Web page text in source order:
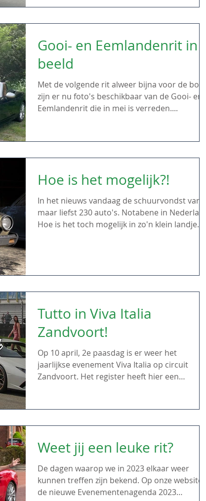
Gooi- en Eemlandenrit in
beeld
Met de volgende rit alweer bijna voor de boeg,
zijn er nu foto's beschikbaar van de Gooi- en
Eemlandenrit die in mei is verreden....
Hoe is het mogelijk?!
In het nieuws vandaag de schuurvondst van
maar liefst 230 auto's. Notabene in Nederland!
Hoe is het toch mogelijk in zo'n klein landje....
Tutto in Viva Italia
Zandvoort!
Op 10 april, 2e paasdag is er weer het
jaarlijkse evenement Viva Italia op circuit
Zandvoort. Het register heeft hier een
Weet jij een leuke rit?
De dagen waarop we in 2023 elkaar weer
kunnen treffen zijn bekend. Op onze website is
de nieuwe Evenementenagenda 2023